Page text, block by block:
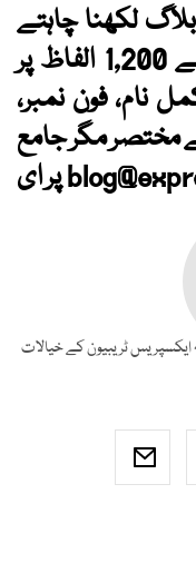
لکھنا چاہتے
ہیں تو قلم اٹھائیے اور 800 سے 1,200 الفاظ پر
نام، فون نمبر،
مختصر مگر جامع
پر ای
ٹریبیون کے خیالات